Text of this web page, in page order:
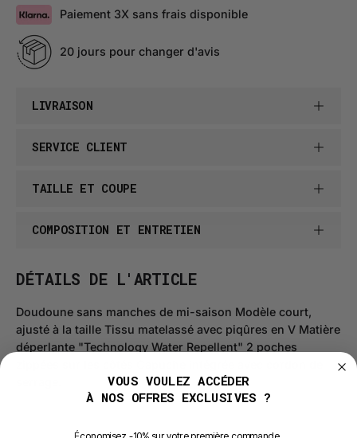
Paiement 3X sans frais disponible
20 jours pour changer d'avis
LIVRAISON
SERVICE CLIENT
TAILLE ET COUPE
COMPOSITION ET ENTRETIEN
DÉTAILS DE L'ARTICLE
Doudoune sans manches de mi-saison Modèle court,
ajusté à la taille Tissu matelassé avec piqûres en V Matière
déperlante "Technology Water Repellent" 2 poches
VOUS VOULEZ ACCÉDER
À NOS OFFRES EXCLUSIVES ?